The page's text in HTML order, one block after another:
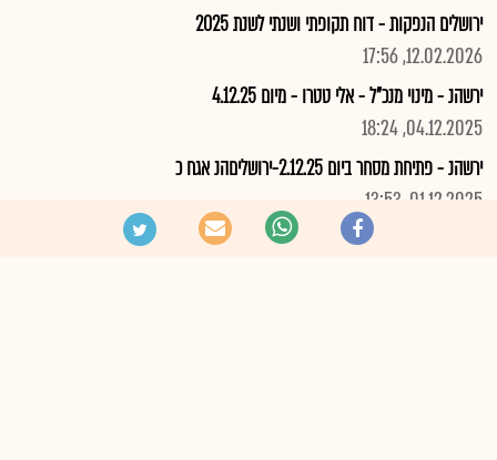
ירושלים הנפקות - דוח תקופתי ושנתי לשנת 2025
12.02.2026, 17:56
ירשהנ - מינוי מנכ"ל - אלי טטרו - מיום 4.12.25
04.12.2025, 18:24
ירשהנ - פתיחת מסחר ביום 2.12.25-ירושליםהנ אגח כ
01.12.2025, 13:53
ירשהנ-תוצ' הנפקת אג"ח כ' לציבור עפ"י דוח ה.מדף מיום 27.11.25